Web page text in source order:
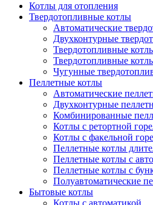
Котлы для отопления
Твердотопливные котлы
Автоматические
Двухконтурные
Твердотопливные
Твердотопливные
Чугунные
Пеллетные котлы
Автоматические
Двухконтурные
Комбинированные
Котлы с ретортной
Котлы с факельной
Пеллетные котлы
Пеллетные котлы с
Пеллетные котлы с
Полуавтоматические
Бытовые котлы
Котлы с автоматикой